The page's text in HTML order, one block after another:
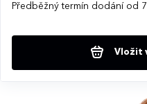
Předběžný termín dodání od
Vložit